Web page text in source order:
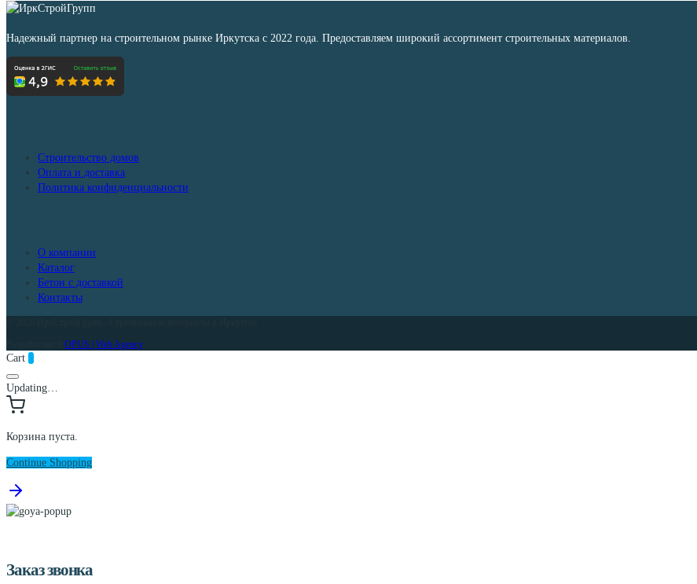
Надежный партнер на строительном рынке Иркутска с 2022 года. Предоставляем широкий ассортимент строительных материалов.
Строительство домов
Оплата и доставка
Политика конфиденциальности
О компании
Каталог
Бетон с доставкой
Контакты
OPUS | Web Agency
Cart
Updating…
Корзина пуста.
Continue Shopping
Заказ звонка